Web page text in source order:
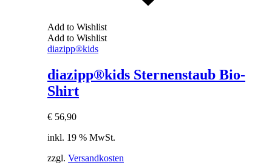
Add to Wishlist
Add to Wishlist
diazipp®kids
diazipp®kids Sternenstaub Bio-
Shirt
€ 56,90
inkl. 19 % MwSt.
zzgl. Versandkosten